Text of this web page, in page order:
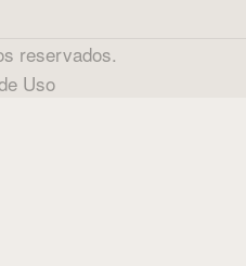
reservados.
Uso